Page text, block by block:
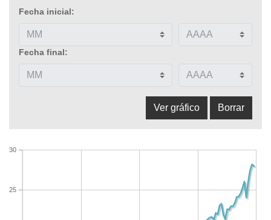
Fecha inicial:
Fecha final:
25
30